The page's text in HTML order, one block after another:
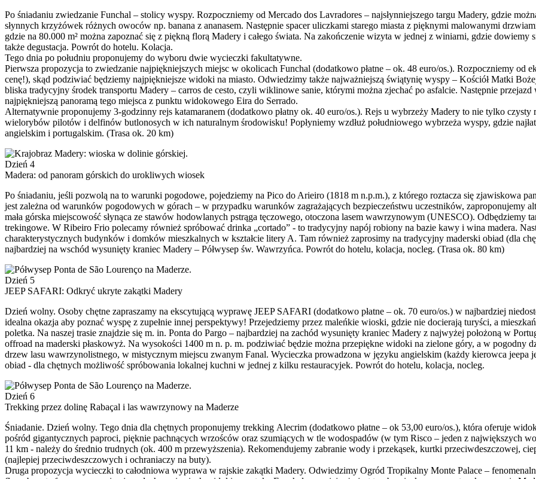
Po śniadaniu zwiedzanie Funchal – stolicy wyspy. Rozpoczniemy od Mercado dos Lavradores – najsłynniejszego targu Madery, gdzie
słynnych krzyżówek różnych owoców np. banana z ananasem. Następnie spacer uliczkami starego miasta z pięknymi malowanymi
gdzie na 80.000 m² można zapoznać się z piękną florą Madery i całego świata. Na zakończenie wizyta w jednej z winiarni, gdzie
także degustacja. Powrót do hotelu. Kolacja.
Tego dnia po południu proponujemy do wyboru dwie wycieczki fakultatywne.
Pierwsza propozycja to zwiedzanie najpiękniejszych miejsc w okolicach Funchal (dodatkowo płatne – ok. 48 euro/os.). Rozpoczniemy
cenę!), skąd podziwiać będziemy najpiękniejsze widoki na miasto. Odwiedzimy także najważniejszą świątynię wyspy – Kościół Matki
bliska tradycyjny środek transportu Madery – carros de cesto, czyli wiklinowe sanie, którymi można zjechać po asfalcie. Następnie
najpiękniejszą panoramą tego miejsca z punktu widokowego Eira do Serrado.
Alternatywnie proponujemy 3-godzinny rejs katamaranem (dodatkowo płatny ok. 40 euro/os.). Rejs u wybrzeży Madery to nie tylko
wielorybów pilotów i delfinów butlonosych w ich naturalnym środowisku! Popłyniemy wzdłuż południowego wybrzeża wyspy, gdzie
angielskim i portugalskim. (Trasa ok. 20 km)
Dzień 4
Madera: od panoram górskich do urokliwych wiosek
Po śniadaniu, jeśli pozwolą na to warunki pogodowe, pojedziemy na Pico do Arieiro (1818 m n.p.m.), z którego roztacza się zjawiskowa
jest zależna od warunków pogodowych w górach – w przypadku warunków zagrażających bezpieczeństwu uczestników, zaproponujemy
mała górska miejscowość słynąca ze stawów hodowlanych pstrąga tęczowego, otoczona lasem wawrzynowym (UNESCO).
trekingowe. W Ribeiro Frio polecamy również spróbować drinka „cortado” - to tradycyjny napój robiony na bazie kawy i wina madera.
charakterystycznych budynków i domków mieszkalnych w kształcie litery A. Tam również zaprosimy na tradycyjny maderski obiad (dla
najbardziej na wschód wysunięty kraniec Madery – Półwysep św. Wawrzyńca. Powrót do hotelu, kolacja, nocleg. (Trasa ok. 80 km)
Dzień 5
JEEP SAFARI: Odkryć ukryte zakątki Madery
Dzień wolny. Osoby chętne zapraszamy na ekscytującą wyprawę JEEP SAFARI (dodatkowo płatne – ok. 70 euro/os.) w najbardziej
idealna okazja aby poznać wyspę z zupełnie innej perspektywy! Przejedziemy przez maleńkie wioski, gdzie nie docierają turyści, a
poletka. Na naszej trasie znajdzie się m. in. Ponta do Pargo – najbardziej na zachód wysunięty kraniec Madery z najwyżej położoną w
offroad na maderski płaskowyż. Na wysokości 1400 m n. p. m. podziwiać będzie można przepiękne widoki na zielone góry, a w pogodny
drzew lasu wawrzynolistnego, w mistycznym miejscu zwanym Fanal. Wycieczka prowadzona w języku angielskim (każdy kierowca jeepa
obiad - dla chętnych możliwość spróbowania lokalnej kuchni w jednej z kilku restauracyjek. Powrót do hotelu, kolacja, nocleg.
Dzień 6
Trekking przez dolinę Rabaçal i las wawrzynowy na Maderze
Śniadanie. Dzień wolny. Tego dnia dla chętnych proponujemy trekking Alecrim (dodatkowo płatne – ok 53,00 euro/os.), która oferuje
pośród gigantycznych paproci, pięknie pachnących wrzośców oraz szumiących w tle wodospadów (w tym Risco – jeden z największych
11 km - należy do średnio trudnych (ok. 400 m przewyższenia). Rekomendujemy zabranie wody i przekąsek, kurtki
(najlepiej przeciwdeszczowych i ochraniaczy na buty).
Druga propozycja wycieczki to całodniowa wyprawa w rajskie zakątki Madery. Odwiedzimy Ogród Tropikalny Monte Palace –